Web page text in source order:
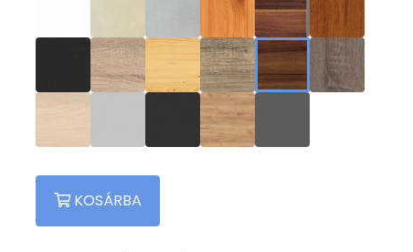
KOSÁRBA